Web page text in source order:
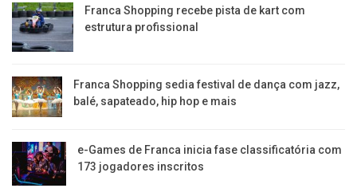
Franca Shopping recebe pista de kart com
estrutura profissional
Franca Shopping sedia festival de dança com jazz,
balé, sapateado, hip hop e mais
e-Games de Franca inicia fase classificatória com
173 jogadores inscritos